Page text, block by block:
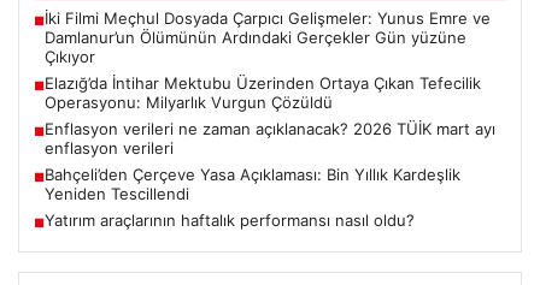
■İki Filmi Meçhul Dosyada Çarpıcı Gelişmeler: Yunus Emre ve
Damlanur’un Ölümünün Ardındaki Gerçekler Gün yüzüne
Çıkıyor
■Elazığ’da İntihar Mektubu Üzerinden Ortaya Çıkan Tefecilik
Operasyonu: Milyarlık Vurgun Çözüldü
■Enflasyon verileri ne zaman açıklanacak? 2026 TÜİK mart ayı
enflasyon verileri
■Bahçeli’den Çerçeve Yasa Açıklaması: Bin Yıllık Kardeşlik
Yeniden Tescillendi
■Yatırım araçlarının haftalık performansı nasıl oldu?